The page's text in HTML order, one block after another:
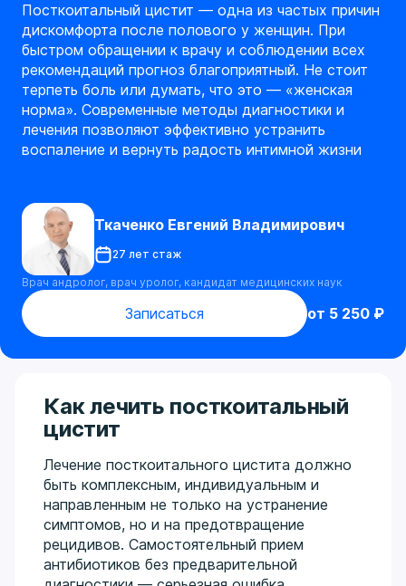
Посткоитальный цистит — одна из частых причин
дискомфорта после полового у женщин. При
быстром обращении к врачу и соблюдении всех
рекомендаций прогноз благоприятный. Не стоит
терпеть боль или думать, что это — «женская
норма». Современные методы диагностики и
лечения позволяют эффективно устранить
воспаление и вернуть радость интимной жизни
Ткаченко Евгений Владимирович
27 лет стаж
Врач андролог, врач уролог, кандидат медицинских наук
от 5 250 ₽
Записаться
Как лечить посткоитальный
цистит
Лечение посткоитального цистита должно
быть комплексным, индивидуальным и
направленным не только на устранение
симптомов, но и на предотвращение
рецидивов. Самостоятельный прием
антибиотиков без предварительной